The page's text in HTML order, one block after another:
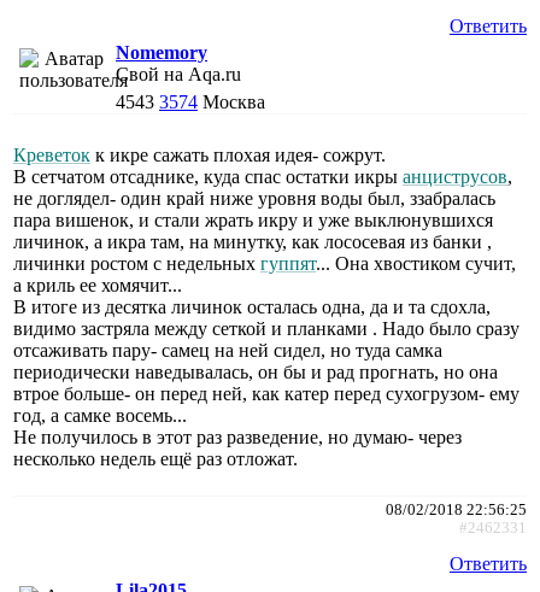
Ответить
Nomemory
Свой на Aqa.ru
4543 3574 Москва
Креветок к икре сажать плохая идея- сожрут.
В сетчатом отсаднике, куда спас остатки икры анциструсов,
не доглядел- один край ниже уровня воды был, ззабралась
пара вишенок, и стали жрать икру и уже выклюнувшихся
личинок, а икра там, на минутку, как лососевая из банки ,
личинки ростом с недельных гуппят... Она хвостиком сучит,
а криль ее хомячит...
В итоге из десятка личинок осталась одна, да и та сдохла,
видимо застряла между сеткой и планками . Надо было сразу
отсаживать пару- самец на ней сидел, но туда самка
периодически наведывалась, он бы и рад прогнать, но она
втрое больше- он перед ней, как катер перед сухогрузом- ему
год, а самке восемь...
Не получилось в этот раз разведение, но думаю- через
несколько недель ещё раз отложат.
08/02/2018 22:56:25
#2462331
Ответить